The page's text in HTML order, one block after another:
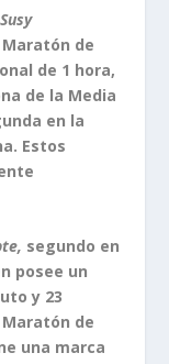
Susy
de
de 1 hora,
de la Media
en la
Estos
segundo en
posee un
y 23
de
una marca